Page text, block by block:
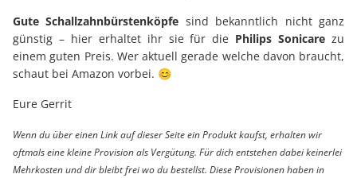
Gute Schallzahnbürstenköpfe sind bekanntlich nicht ganz
günstig – hier erhaltet ihr sie für die Philips Sonicare zu
einem guten Preis. Wer aktuell gerade welche davon braucht,
schaut bei Amazon vorbei. 😊
Eure Gerrit
Wenn du über einen Link auf dieser Seite ein Produkt kaufst, erhalten wir
oftmals eine kleine Provision als Vergütung. Für dich entstehen dabei keinerlei
Mehrkosten und dir bleibt frei wo du bestellst. Diese Provisionen haben in